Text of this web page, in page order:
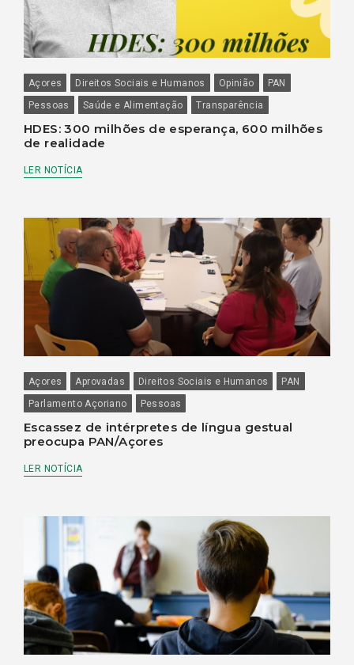
Açores Direitos Sociais e Humanos Opinião
PAN
Pessoas
Saúde e Alimentação Transparência
HDES: 300 milhões de esperança, 600 milhões
de realidade
LER NOTÍCIA
Açores Aprovadas Direitos Sociais e Humanos
PAN
Parlamento Açoriano
Pessoas
Escassez de intérpretes de língua gestual
preocupa PAN/Açores
LER NOTÍCIA